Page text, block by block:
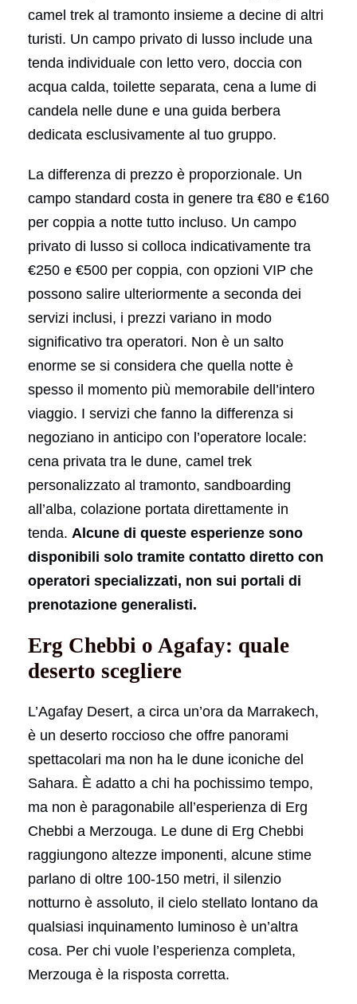
camel trek al tramonto insieme a decine di altri
turisti. Un campo privato di lusso include una
tenda individuale con letto vero, doccia con
acqua calda, toilette separata, cena a lume di
candela nelle dune e una guida berbera
dedicata esclusivamente al tuo gruppo.
La differenza di prezzo è proporzionale. Un
campo standard costa in genere tra €80 e €160
per coppia a notte tutto incluso. Un campo
privato di lusso si colloca indicativamente tra
€250 e €500 per coppia, con opzioni VIP che
possono salire ulteriormente a seconda dei
servizi inclusi, i prezzi variano in modo
significativo tra operatori. Non è un salto
enorme se si considera che quella notte è
spesso il momento più memorabile dell’intero
viaggio. I servizi che fanno la differenza si
negoziano in anticipo con l’operatore locale:
cena privata tra le dune, camel trek
personalizzato al tramonto, sandboarding
all’alba, colazione portata direttamente in
tenda. Alcune di queste esperienze sono
disponibili solo tramite contatto diretto con
operatori specializzati, non sui portali di
prenotazione generalisti.
Erg Chebbi o Agafay: quale
deserto scegliere
L’Agafay Desert, a circa un’ora da Marrakech,
è un deserto roccioso che offre panorami
spettacolari ma non ha le dune iconiche del
Sahara. È adatto a chi ha pochissimo tempo,
ma non è paragonabile all’esperienza di Erg
Chebbi a Merzouga. Le dune di Erg Chebbi
raggiungono altezze imponenti, alcune stime
parlano di oltre 100-150 metri, il silenzio
notturno è assoluto, il cielo stellato lontano da
qualsiasi inquinamento luminoso è un’altra
cosa. Per chi vuole l’esperienza completa,
Merzouga è la risposta corretta.